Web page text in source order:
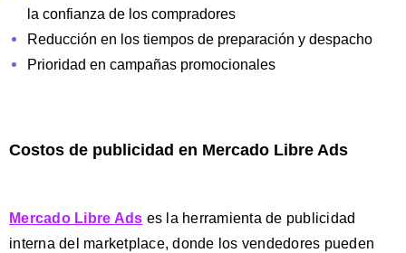
la confianza de los compradores
Reducción en los tiempos de preparación y despacho
Prioridad en campañas promocionales
Costos de publicidad en Mercado Libre Ads
Mercado Libre Ads es la herramienta de publicidad
interna del marketplace, donde los vendedores pueden